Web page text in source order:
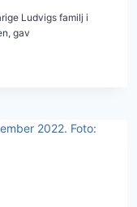
Ludvigs familj i
gav